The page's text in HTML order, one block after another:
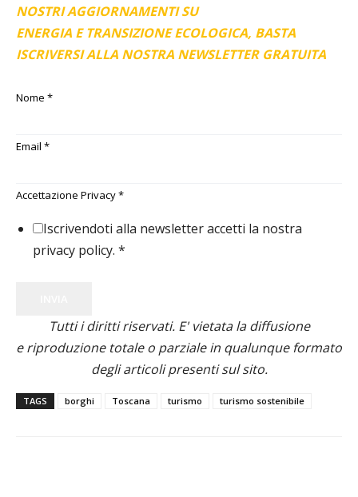
NOSTRI AGGIORNAMENTI SU
ENERGIA E TRANSIZIONE ECOLOGICA, BASTA
ISCRIVERSI ALLA NOSTRA NEWSLETTER GRATUITA
Nome *
Email *
Accettazione Privacy*
Iscrivendoti alla newsletter accetti la nostra
privacy policy. *
Tutti i diritti riservati. E' vietata la diffusione
e riproduzione totale o parziale in qualunque formato
degli articoli presenti sul sito.
TAGS borghi Toscana turismo turismo sostenibile